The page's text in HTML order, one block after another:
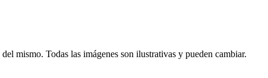
mismo. Todas las imágenes son ilustrativas y pueden cambiar.